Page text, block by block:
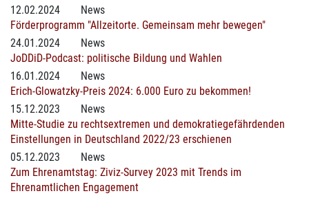
12.02.2024
News
Förderprogramm "Allzeitorte. Gemeinsam mehr bewegen"
24.01.2024
News
JoDDiD-Podcast: politische Bildung und Wahlen
16.01.2024
News
Erich-Glowatzky-Preis 2024: 6.000 Euro zu bekommen!
15.12.2023
News
Mitte-Studie zu rechtsextremen und demokratiegefährdenden
Einstellungen in Deutschland 2022/23 erschienen
05.12.2023
News
Zum Ehrenamtstag: Ziviz-Survey 2023 mit Trends im
Ehrenamtlichen Engagement